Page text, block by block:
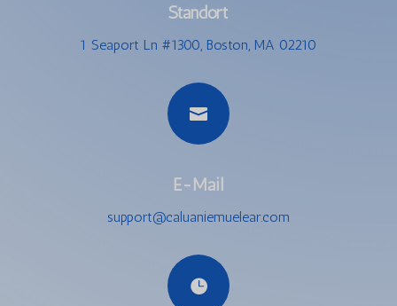
Standort
1 Seaport Ln #1300, Boston, MA 02210

E-Mail
support@caluaniemuelear.com
